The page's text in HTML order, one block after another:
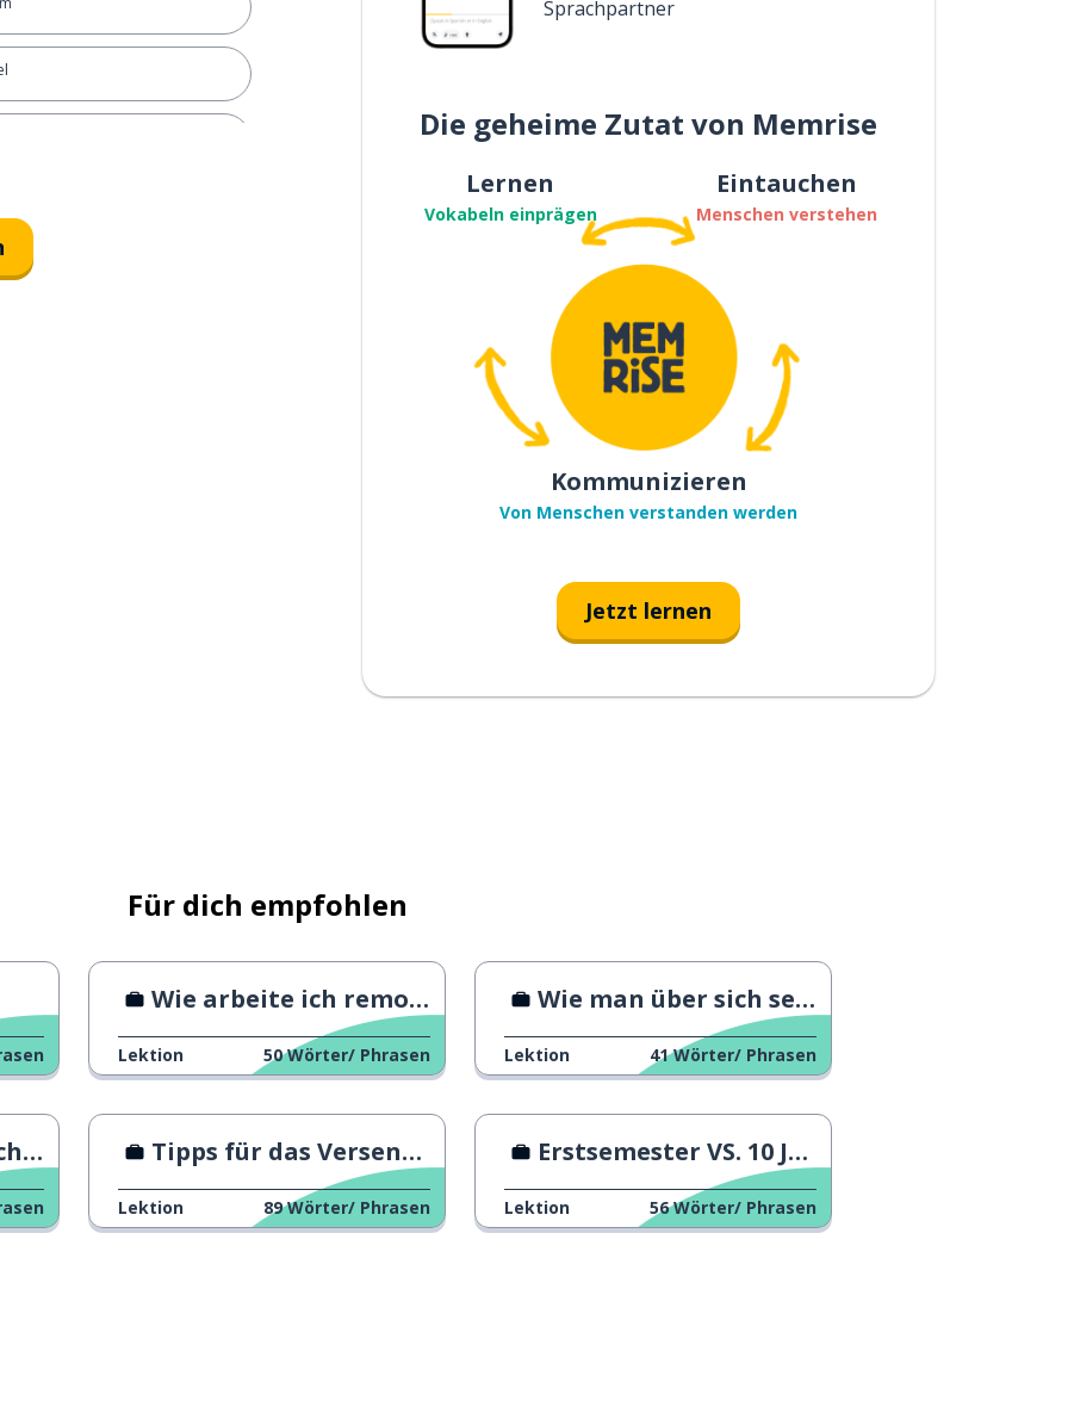
Sprachpartner
Die geheime Zutat von Memrise
Lernen
Vokabeln einprägen
Eintauchen
Menschen verstehen
Kommunizieren
Von Menschen verstanden werden
Jetzt lernen
Für dich empfohlen
Wie arbeite ich remote?
Lektion 50 Wörter/ Phrasen
Wie man über sich selbst spricht
Lektion 41 Wörter/ Phrasen
Tipps für das Versenden von Lebensläufen
Lektion 89 Wörter/ Phrasen
Erstsemester VS. 10 Jahre später
Lektion 56 Wörter/ Phrasen